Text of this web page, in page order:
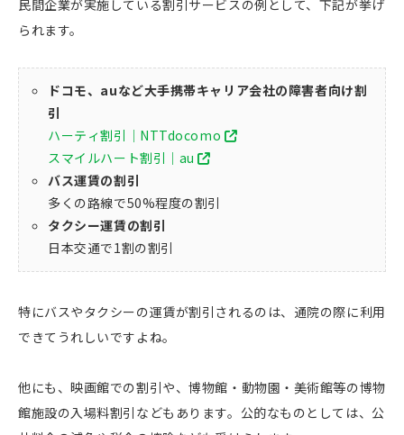
民間企業が実施している割引サービスの例として、下記が挙げ
られます。
ドコモ、auなど大手携帯キャリア会社の障害者向け割
引
ハーティ割引｜NTTdocomo
スマイルハート割引｜au
バス運賃の割引
多くの路線で50%程度の割引
タクシー運賃の割引
日本交通で1割の割引
特にバスやタクシーの運賃が割引されるのは、通院の際に利用
できてうれしいですよね。
他にも、映画館での割引や、博物館・動物園・美術館等の博物
館施設の入場料割引などもあります。公的なものとしては、公